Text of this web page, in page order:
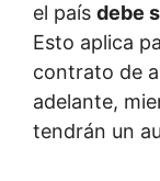
el país debe
Esto aplica
contrato de
adelante,
tendrán un